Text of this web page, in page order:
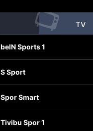
📺 TV
beIN Sports 1
S Sport
Spor Smart
Tivibu Spor 1